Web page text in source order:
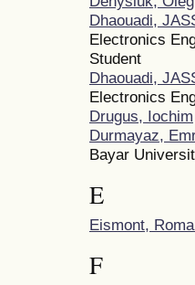
Dhaouadi,
Electronics
Student
Dhaouadi,
Electronics
Drugus, Iochim
Durmayaz,
Bayar
E
Eismont,
F